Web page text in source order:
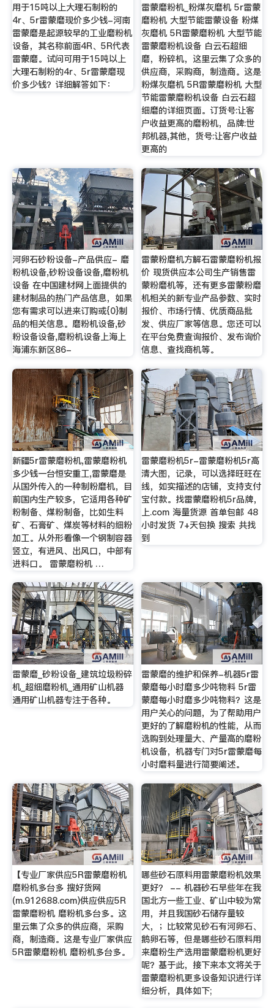
用于15吨以上大理石制粉的
4r、5r雷蒙磨现价多少钱-河南
雷蒙磨是起源较早的工业磨粉机
设备，其名称前面4R、5R代表
雷蒙磨。试问可用于15吨以上
大理石制粉的4r、5r雷蒙磨现
价多少钱？详细解答如下：
雷蒙磨粉机_粉煤灰磨机 5r雷蒙
磨粉机 大型节能雷蒙设备 粉煤
灰磨机 5R雷蒙磨粉机 大型节能
雷蒙磨粉机设备 白云石超细
磨，粉碎机，这里云集了众多的
供应商，采购商，制造商。这是
粉煤灰磨机 5R雷蒙磨粉机 大型
节能雷蒙磨粉机设备 白云石超
细磨的详细页面。订货号:让客
户收益更高的磨粉机，品牌:世
邦机器,其他，货号:让客户收益
更高的
河卵石砂粉设备-产品供应- 磨
粉机设备,砂粉设备设备,磨粉机
设备 在中国建材网上面提供的
建材制品的热门产品信息，如果
您有需求可以进来订购或{0}制
品的相关信息。磨粉机设备,砂
粉设备设备,磨粉机设备上海上
海浦东新区86-
雷蒙粉磨机方解石雷蒙磨粉机报
价 现货供应本公司生产销售雷
蒙粉磨机等，还有更多雷蒙粉磨
机相关的新专业产品参数、实时
报价、市场行情、优质商品批
发、供应厂家等信息。您还可以
在平台免费查询报价、发布询价
信息、查找商机等。
新疆5r雷蒙磨粉机,雷蒙磨粉机
多少钱一台恒安重工,雷蒙磨是
从国外传入的一种制粉磨机，目
前国内生产较多，它适用各种矿
粉制备、煤粉制备，比如生料
矿、石膏矿、煤炭等材料的细粉
加工。从外形看像一个钢制容器
竖立，有进风、出风口，中部有
进料口。 雷蒙磨粉机 …
雷蒙磨粉机5r-雷蒙磨粉机5r高
清大图，记录，可以选择旺旺在
线，如实描述的店铺，支持支付
宝付款。找雷蒙磨粉机5r品牌，
上.com 海量货源 首单包邮 48
小时发货 7+天包换 搜索 共找
到
雷蒙磨_砂粉设备_建筑垃圾粉碎
机_超细磨粉机_通用矿山机器
通用矿山机器专注于各种。
雷蒙磨的维护和保养-机器5r雷
蒙磨每小时磨多少吨物料 5r雷
蒙磨每小时磨多少吨物料？这是
用户关心的问题，为了帮助用户
更好的了解磨粉机的性能，从而
选购到处理量大、产量高的磨粉
机设备，机器专门对5r雷蒙磨每
小时磨料量进行简要阐述。
【专业厂家供应5R雷蒙磨粉机
磨粉机多台多 搜好货网
(m.912688.com)供应供应5R
雷蒙磨粉机 磨粉机多台多。这
里云集了众多的供应商，采购
商，制造商。这是专业厂家供应
5R雷蒙磨粉机 磨粉机多台多。
哪些砂石原料用雷蒙磨粉机效果
更好？ -- 机器砂石早些年在我
国北方一些工业、矿山中较为常
用，并且我国砂石储存量较
大，；比较常见砂石有河卵石、
鹅卵石等，但是哪些砂石原料用
来磨粉生产选用雷蒙磨粉机更好
呢？基于此，接下来本文将关于
雷蒙磨粉机更多设备知识进行详
细分析，具体如下;